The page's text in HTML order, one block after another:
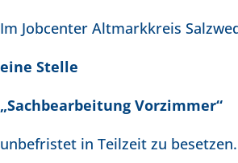
Im Jobcenter Altmarkkreis
eine Stelle
„Sachbearbeitung Vorzimmer“
unbefristet in Teilzeit zu besetzen.